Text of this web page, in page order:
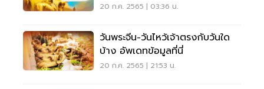
20 ก.ค. 2565 | 03:36 น.
วันพระจีน-วันไหว้เจ้าตรงกับวันใด
บ้าง อัพเดทข้อมูลที่นี่
20 ก.ค. 2565 | 21:53 น.